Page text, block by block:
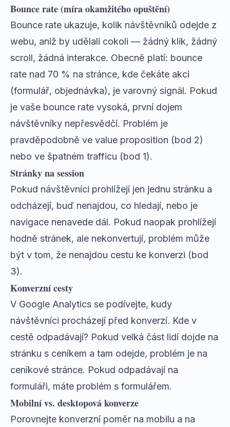
Bounce rate (míra okamžitého opuštění)
Bounce rate ukazuje, kolik návštěvníků odejde z
webu, aniž by udělali cokoli — žádný klik, žádný
scroll, žádná interakce. Obecně platí: bounce
rate nad 70 % na stránce, kde čekáte akci
(formulář, objednávka), je varovný signál. Pokud
je vaše bounce rate vysoká, první dojem
návštěvníky nepřesvědčí. Problém je
pravděpodobně ve value proposition (bod 2)
nebo ve špatném trafficu (bod 1).
Stránky na session
Pokud návštěvníci prohlížejí jen jednu stránku a
odcházejí, buď nenajdou, co hledají, nebo je
navigace nenavede dál. Pokud naopak prohlížejí
hodně stránek, ale nekonvertují, problém může
být v tom, že nenajdou cestu ke konverzi (bod
3).
Konverzní cesty
V Google Analytics se podívejte, kudy
návštěvníci procházejí před konverzí. Kde v
cestě odpadávají? Pokud velká část lidí dojde na
stránku s ceníkem a tam odejde, problém je na
ceníkové stránce. Pokud odpadávají na
formuláři, máte problém s formulářem.
Mobilní vs. desktopová konverze
Porovnejte konverzní poměr na mobilu a na